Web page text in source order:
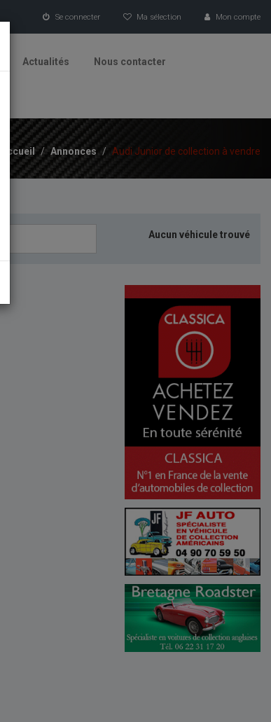
Se connecter Ma sélection Mon compte
Actualités Nous contacter
Accueil / Annonces / Audi Junior de collection à vendre
Aucun véhicule trouvé